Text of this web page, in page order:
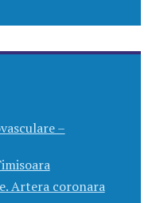
–
Artera coronara